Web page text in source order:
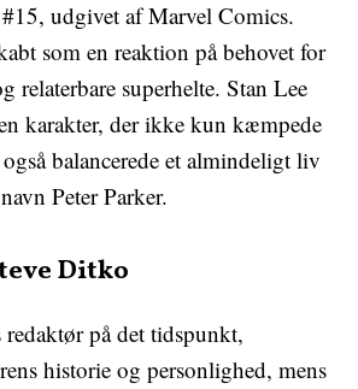
udgivet af Marvel Comics.
som en reaktion på behovet for
relaterbare superhelte. Stan Lee
karakter, der ikke kun kæmpede
balancerede et almindeligt liv
Peter Parker.
Ditko
på det tidspunkt,
historie og personlighed, mens